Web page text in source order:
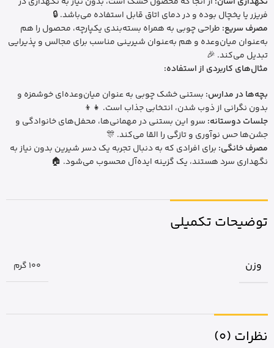
فریزر یا یخچال بوده و در دمای اتاق قابل استفاده می‌باشد. 🔒
مصرف سریع: طراحی چوبی به همراه بسته‌بندی یکپارچه، محصول را هم
به‌عنوان میان‌وعده و هم به‌عنوان شیرینی مناسب برای مجالس و پذیرایی
تبدیل می‌کند. 🎉
مثال‌های کاربردی از استفاده:
بچه‌ها در مدارس: بستنی خشک چوبی به عنوان میان‌وعده‌ای خوشمزه و
بدون نگرانی از ذوب شدن، انتخابی جذاب است. 👧👦
جلسات دوستانه: سرو این بستنی در مهمانی‌ها، محفل‌های خانوادگی و
جشن‌ها حس نوآوری و تازگی را القا می‌کند. 🎊
مصرف خانگی: برای افرادی که به دنبال تجربه یک دسر شیرین بدون نیاز به
نگهداری سرد هستند، یک گزینه ایده‌آل محسوب می‌شود. 🏠
توضیحات تکمیلی
وزن 100 گرم
نظرات (0)